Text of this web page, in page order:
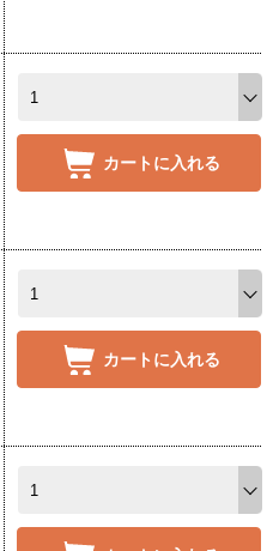
カートに入れる
カートに入れる